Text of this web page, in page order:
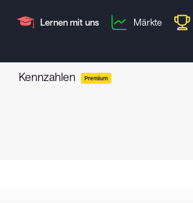
Lernen mit uns Märkte
Kennzahlen Premium